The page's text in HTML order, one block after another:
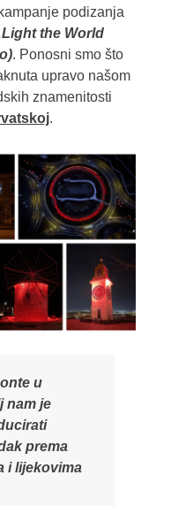
podizanja
the World
. Ponosni smo što
upravo našom
znamenitosti
.
u
nam je
prema
i lijekovima